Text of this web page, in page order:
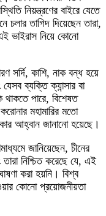
নিয়ন্ত্রণের বাইরে যেতে
চলার তাগিদ দিয়েছেন তারা,
ভাইরাস নিয়ে কোনো
সর্দি, কাশি, নাক বন্ধ হয়ে
ব্যক্তি ক্যান্সার বা
থাকতে পারে, বিশেষত
মহামারির মতো
আহ্বান জানানো হয়েছে।
জানিয়েছেন, চীনের
নিশ্চিত করেছে যে, এই
করা হয়নি। বিশ্ব
কোনো প্রয়োজনীয়তা